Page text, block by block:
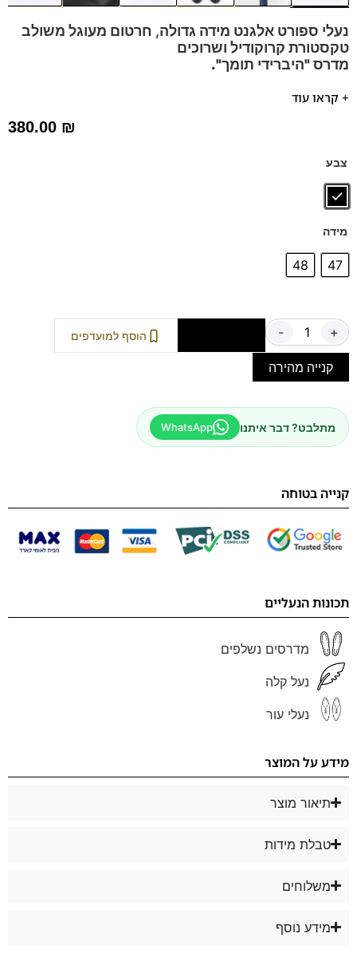
נעלי ספורט אלגנט מידה גדולה, חרטום מעוגל משולב
טקסטורת קרוקודיל ושרוכים
מדרס "היברידי תומך".
נעל אלגנטית בעלת נוכחות מתאימה לחליפות, מכנס אלגנט וגם
של פרנקו בן
זיעה.
דגם זה מגיע גם במידות 39-46 לחץ כאן
+ קראו עוד
380.00 ₪
צבע
מידה
47
48
- + הוסף למועדפים
קנייה מהירה
מתלבט? דבר איתנו WhatsApp
קנייה בטוחה
תכונות הנעליים
מדרסים נשלפים
נעל קלה
נעלי עור
מידע על המוצר
תיאור מוצר
טבלת מידות
משלוחים
מידע נוסף